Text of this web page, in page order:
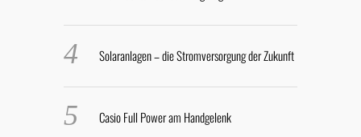
Solaranlagen – die Stromversorgung der Zukunft
Casio Full Power am Handgelenk